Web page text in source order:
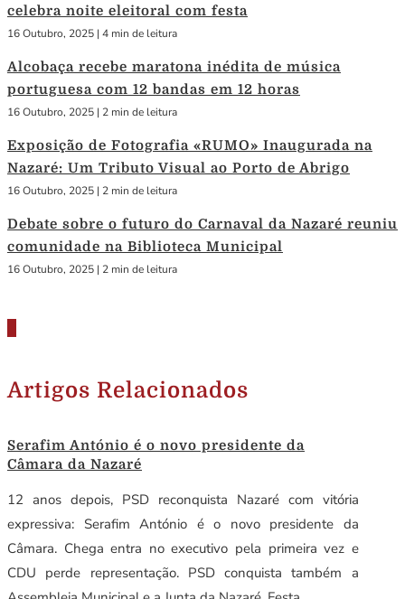
celebra noite eleitoral com festa
16 Outubro, 2025 | 4 min de leitura
Alcobaça recebe maratona inédita de música
portuguesa com 12 bandas em 12 horas
16 Outubro, 2025 | 2 min de leitura
Exposição de Fotografia «RUMO» Inaugurada na
Nazaré: Um Tributo Visual ao Porto de Abrigo
16 Outubro, 2025 | 2 min de leitura
Debate sobre o futuro do Carnaval da Nazaré reuniu
comunidade na Biblioteca Municipal
16 Outubro, 2025 | 2 min de leitura
Artigos Relacionados
Serafim António é o novo presidente da
Câmara da Nazaré
12 anos depois, PSD reconquista Nazaré com vitória
expressiva: Serafim António é o novo presidente da
Câmara. Chega entra no executivo pela primeira vez e
CDU perde representação. PSD conquista também a